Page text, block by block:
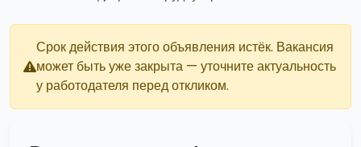
Срок действия этого объявления истёк. Вакансия
может быть уже закрыта — уточните актуальность
у работодателя перед откликом.